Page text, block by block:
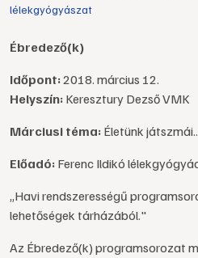
lélekgyógyászat
Ébredező(k)
Időpont:2018. március 12.
Helyszín: Keresztury Dezső VMK
Márciusi téma: Életünk
Előadó: Ferenc Ildikó
„Havi rendszerességű
lehetőségek tárházából."
Az Ébredező(k) programsorozat